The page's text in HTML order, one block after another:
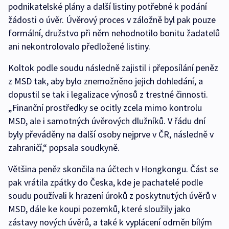
podnikatelské plány a další listiny potřebné k podání
žádosti o úvěr. Úvěrový proces v záložně byl pak pouze
formální, družstvo při něm nehodnotilo bonitu žadatelů
ani nekontrolovalo předložené listiny.
Koltok podle soudu následně zajistil i přeposílání peněz
z MSD tak, aby bylo znemožněno jejich dohledání, a
dopustil se tak i legalizace výnosů z trestné činnosti.
„Finanční prostředky se ocitly zcela mimo kontrolu
MSD, ale i samotných úvěrových dlužníků. V řádu dní
byly převáděny na další osoby nejprve v ČR, následně v
zahraničí,“ popsala soudkyně.
Většina peněz skončila na účtech v Hongkongu. Část se
pak vrátila zpátky do Česka, kde je pachatelé podle
soudu používali k hrazení úroků z poskytnutých úvěrů v
MSD, dále ke koupi pozemků, které sloužily jako
zástavy nových úvěrů, a také k vyplácení odměn bílým